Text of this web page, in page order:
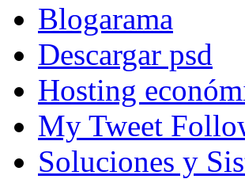
Blogarama
Descargar psd
Hosting
My Tweet
Soluciones y